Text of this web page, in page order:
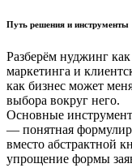
Путь решения и инструменты
Разберём нуджинг
маркетинга и
как бизнес может
выбора вокруг него.
Основные
— понятная
вместо абстрактной
упрощение формы